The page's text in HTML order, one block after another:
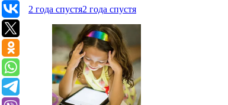
2 года спустя2 года спустя